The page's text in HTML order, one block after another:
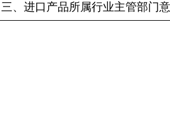
三、进口产品所属行业主管部门